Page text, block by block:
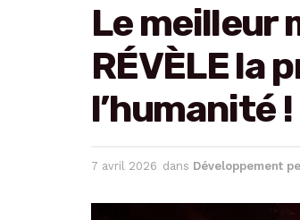
Le meilleur
RÉVÈLE la
l’humanité
7 avril 2026 dans Développement